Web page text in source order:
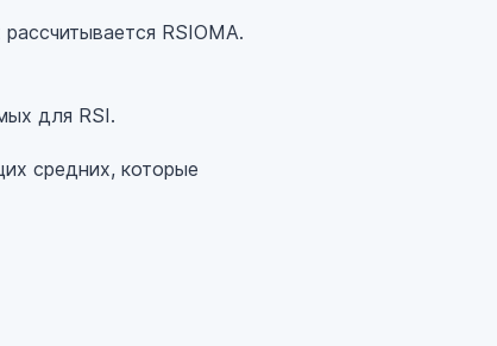
RSIOMA.
для RSI.
средних, которые